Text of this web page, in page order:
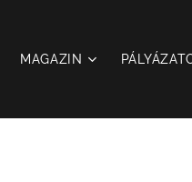
MAGAZIN